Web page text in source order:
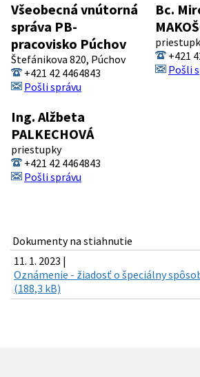
Všeobecná vnútorná
správa PB-
pracovisko Púchov
Štefánikova 820, Púchov
+421 42 4464843
Pošli správu
Bc.
+421
Pošli
Ing. Alžbeta
PALKECHOVÁ
priestupky
+421 42 4464843
Pošli správu
Dokumenty na stiahnutie
11. 1. 2023 |
Oznámenie - žiadosť o špeciálny
(188,3 kB)